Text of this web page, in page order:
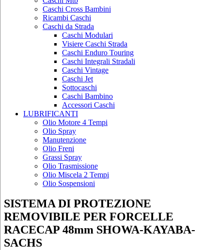
Caschi Cross Bambini
Ricambi Caschi
Caschi da Strada
Caschi Modulari
Visiere Caschi Strada
Caschi Enduro Touring
Caschi Integrali Stradali
Caschi Vintage
Caschi Jet
Sottocaschi
Caschi Bambino
Accessori Caschi
LUBRIFICANTI
Olio Motore 4 Tempi
Olio Spray
Manutenzione
Olio Freni
Grassi Spray
Olio Trasmissione
Olio Miscela 2 Tempi
Olio Sospensioni
SISTEMA DI PROTEZIONE
REMOVIBILE PER FORCELLE
RACECAP 48mm SHOWA-KAYABA-
SACHS